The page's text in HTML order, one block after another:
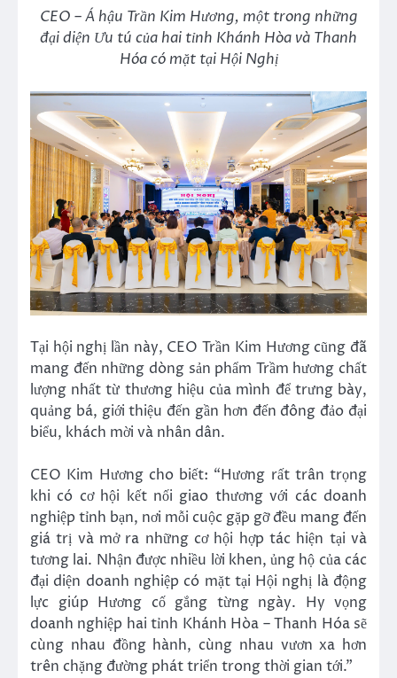
CEO – Á hậu Trần Kim Hương, một trong những
đại diện Ưu tú của hai tỉnh Khánh Hòa và Thanh
Hóa có mặt tại Hội Nghị
Tại hội nghị lần này, CEO Trần Kim Hương cũng đã
mang đến những dòng sản phẩm Trầm hương chất
lượng nhất từ thương hiệu của mình để trưng bày,
quảng bá, giới thiệu đến gần hơn đến đông đảo đại
biểu, khách mời và nhân dân.
CEO Kim Hương cho biết: “Hương rất trân trọng
khi có cơ hội kết nối giao thương với các doanh
nghiệp tỉnh bạn, nơi mỗi cuộc gặp gỡ đều mang đến
giá trị và mở ra những cơ hội hợp tác hiện tại và
tương lai. Nhận được nhiều lời khen, ủng hộ của các
đại diện doanh nghiệp có mặt tại Hội nghị là động
lực giúp Hương cố gắng từng ngày. Hy vọng
doanh nghiệp hai tỉnh Khánh Hòa – Thanh Hóa sẽ
cùng nhau đồng hành, cùng nhau vươn xa hơn
trên chặng đường phát triển trong thời gian tới.”